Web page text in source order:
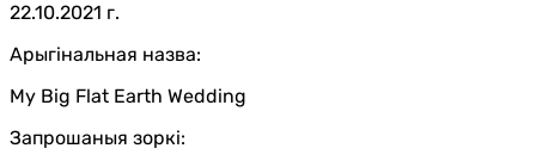
22.10.2021 г.
Арыгінальная назва:
My Big Flat Earth Wedding
Запрошаныя зоркі: